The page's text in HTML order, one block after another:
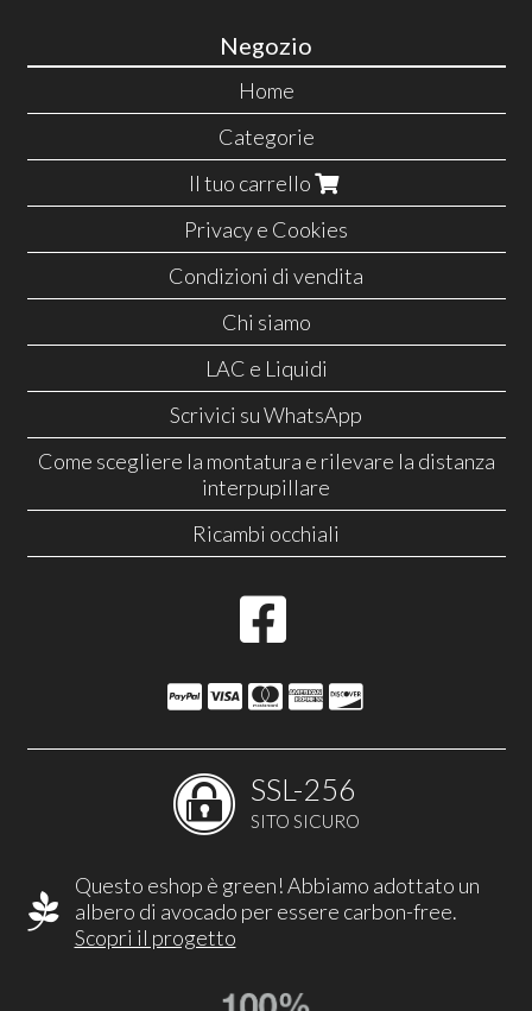
Negozio
Home
Categorie
Il tuo carrello
Privacy e Cookies
Condizioni di vendita
Chi siamo
LAC e Liquidi
Scrivici su WhatsApp
Come scegliere la montatura e rilevare la distanza
interpupillare
Ricambi occhiali
SSL-256
SITO SICURO
Questo eshop è green! Abbiamo adottato un
albero di avocado per essere carbon-free.
Scopri il progetto